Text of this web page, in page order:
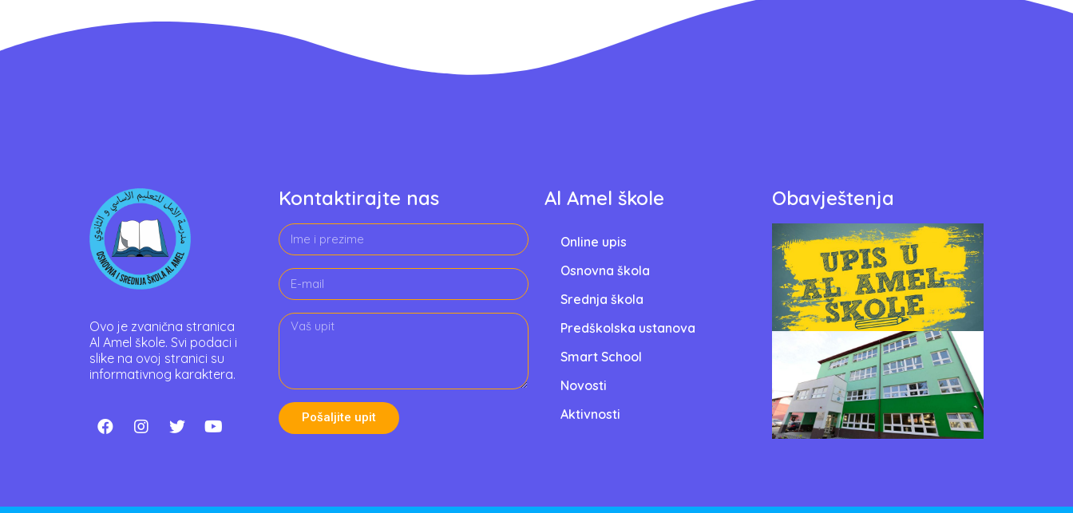
Ovo je zvanična stranica
Al Amel škole. Svi podaci i
slike na ovoj stranici su
informativnog karaktera.
Kontaktirajte nas
Pošaljite upit
Al Amel škole
Online upis
Osnovna škola
Srednja škola
Predškolska ustanova
Smart School
Novosti
Aktivnosti
Obavještenja